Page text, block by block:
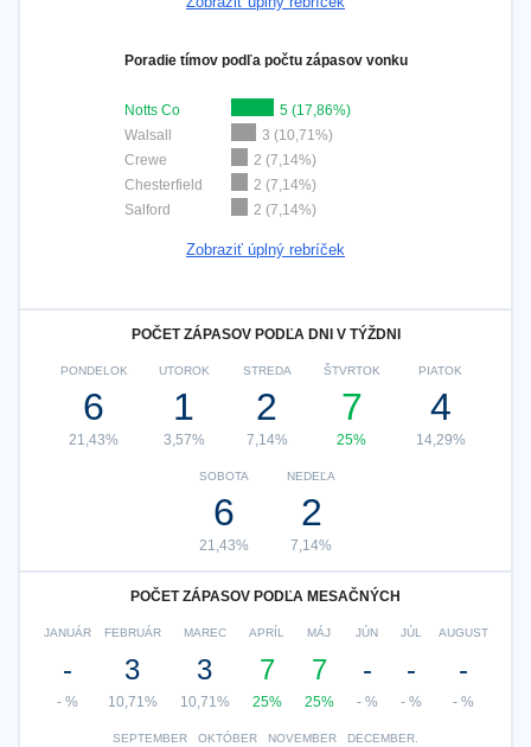
Poradie tímov podľa počtu zápasov vonku
Notts Co
5 (17,86%)
Walsall
3 (10,71%)
Crewe
2 (7,14%)
Chesterfield
2 (7,14%)
Salford
2 (7,14%)
Zobraziť úplný rebríček
POČET ZÁPASOV PODĽA DNI V TÝŽDNI
PONDELOK
6
21,43%
UTOROK
1
3,57%
STREDA
2
7,14%
ŠTVRTOK
7
25%
PIATOK
4
14,29%
SOBOTA
6
21,43%
NEDEĽA
2
7,14%
POČET ZÁPASOV PODĽA MESAČNÝCH
JANUÁR
-
- %
FEBRUÁR
3
10,71%
MAREC
3
10,71%
APRÍL
7
25%
MÁJ
7
25%
JÚN
-
- %
JÚL
-
- %
AUGUST
-
- %
SEPTEMBER OKTÓBER NOVEMBER DECEMBER.